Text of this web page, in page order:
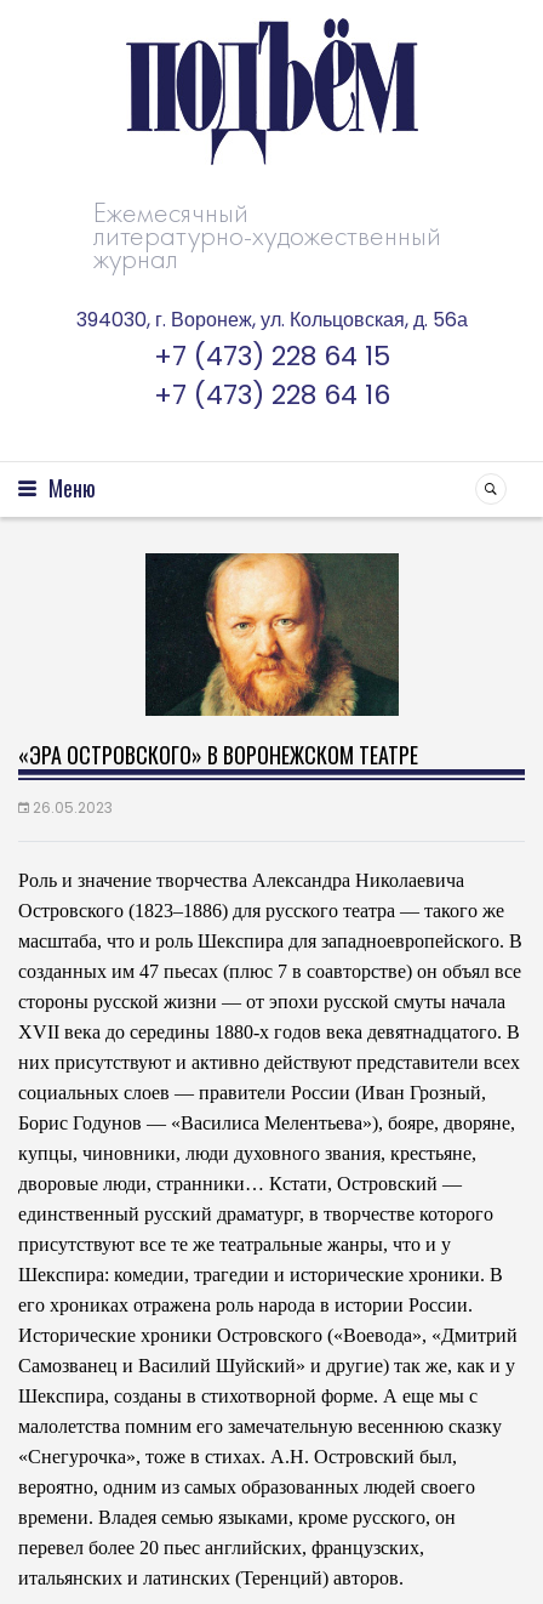
Ежемесячный
литературно-художественный
журнал
394030, г. Воронеж, ул. Кольцовская, д. 56а
+7 (473) 228 64 15
+7 (473) 228 64 16
Меню
«ЭРА ОСТРОВСКОГО» В ВОРОНЕЖСКОМ ТЕАТРЕ
26.05.2023
Роль и значение творчества Александра Николаевича
Островского (1823–1886) для русского театра — такого же
масштаба, что и роль Шекспира для западноевропейского. В
созданных им 47 пьесах (плюс 7 в соавторстве) он объял все
стороны русской жизни — от эпохи русской смуты начала
XVII века до середины 1880-х годов века девятнадцатого. В
них присутствуют и активно действуют представители всех
социальных слоев — правители России (Иван Грозный,
Борис Годунов — «Василиса Мелентьева»), бояре, дворяне,
купцы, чиновники, люди духовного звания, крестьяне,
дворовые люди, странники… Кстати, Островский —
единственный русский драматург, в творчестве которого
присутствуют все те же театральные жанры, что и у
Шекспира: комедии, трагедии и исторические хроники. В
его хрониках отражена роль народа в истории России.
Исторические хроники Островского («Воевода», «Дмитрий
Самозванец и Василий Шуйский» и другие) так же, как и у
Шекспира, созданы в стихотворной форме. А еще мы с
малолетства помним его замечательную весеннюю сказку
«Снегурочка», тоже в стихах. А.Н. Островский был,
вероятно, одним из самых образованных людей своего
времени. Владея семью языками, кроме русского, он
перевел более 20 пьес английских, французских,
итальянских и латинских (Теренций) авторов.